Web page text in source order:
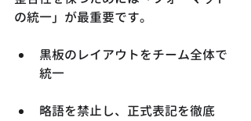
の統一」が最重要です。
黒板のレイアウトをチーム全体で
統一
略語を禁止し、正式表記を徹底